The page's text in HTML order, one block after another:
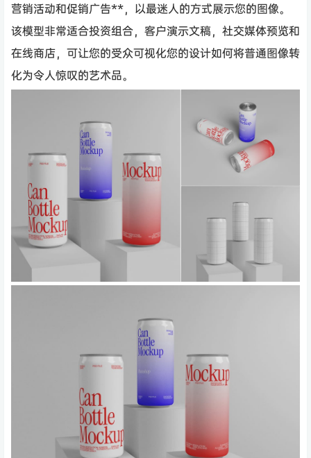
营销活动和促销广告**，以最迷人的方式展示您的图像。
该模型非常适合投资组合，客户演示文稿，社交媒体预览和
在线商店，可让您的受众可视化您的设计如何将普通图像转
化为令人惊叹的艺术品。